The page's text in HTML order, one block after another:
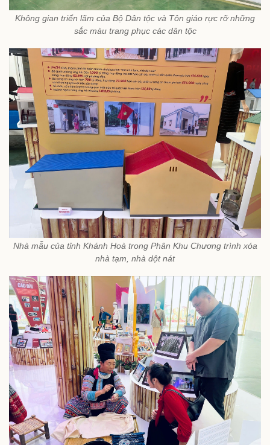
Không gian triển lãm của Bộ Dân tộc và Tôn giáo rực rỡ những
sắc màu trang phục các dân tộc
Nhà mẫu của tỉnh Khánh Hoà trong Phân Khu Chương trình xóa
nhà tạm, nhà dột nát